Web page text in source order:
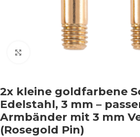
Klicken um zu vergrößern
2x kleine goldfarbene
Edelstahl, 3 mm –
Armbänder mit 3 mm
(Rosegold Pin)